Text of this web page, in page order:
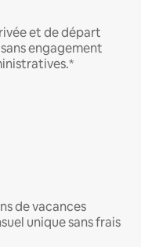
et de départ
engagement
de vacances
unique sans frais